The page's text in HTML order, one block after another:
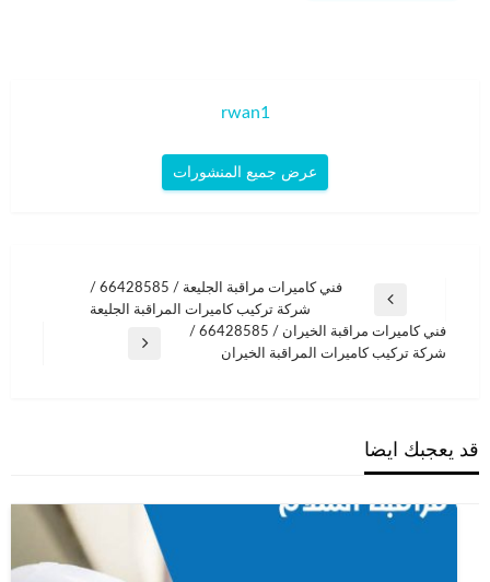
rwan1
عرض جميع المنشورات
المقالات
المقالة
السابقة
فني كاميرات مراقبة الجليعة / 66428585 /
شركة تركيب كاميرات المراقبة الجليعة
المقالة
فني كاميرات مراقبة الخيران / 66428585 /
شركة تركيب كاميرات المراقبة الخيران
قد يعجبك ايضا